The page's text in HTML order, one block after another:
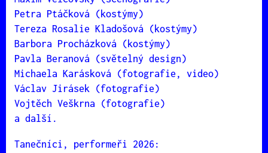
Petra Ptáčková (kostýmy)
Tereza Rosalie Kladošová (kostýmy)
Barbora Procházková (kostýmy)
Pavla Beranová (světelný design)
Michaela Karásková (fotografie, video)
Václav Jirásek (fotografie)
Vojtěch Veškrna (fotografie)
a další.
Tanečníci, performeři 2026: